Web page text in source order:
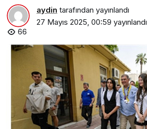
aydin tarafından yayınlandı
27 Mayıs 2025, 00:59 yayınlandı
66